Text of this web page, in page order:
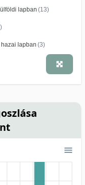
lapban (13)
lapban (3)